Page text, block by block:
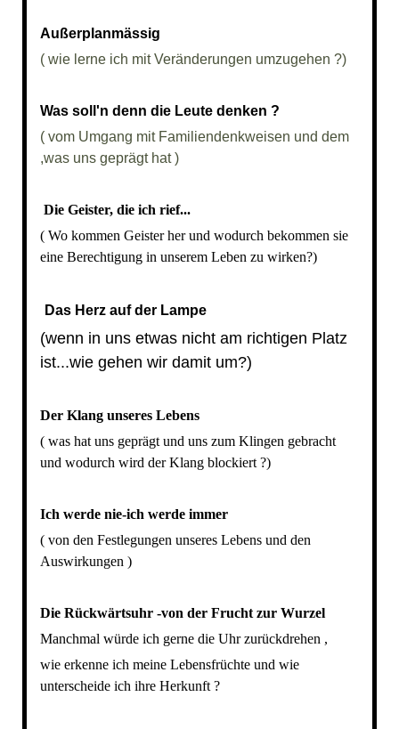
Außerplanmässig
( wie lerne ich mit Veränderungen umzugehen ?)
Was soll'n denn die Leute denken ?
( vom Umgang mit Familiendenkweisen und dem
,was uns geprägt hat )
Die Geister, die ich rief...
( Wo kommen Geister her und wodurch bekommen sie
eine Berechtigung in unserem Leben zu wirken?)
Das Herz auf der Lampe
(wenn in uns etwas nicht am richtigen Platz
ist...wie gehen wir damit um?)
Der Klang unseres Lebens
( was hat uns geprägt und uns zum Klingen gebracht
und wodurch wird der Klang blockiert ?)
Ich werde nie-ich werde immer
( von den Festlegungen unseres Lebens und den
Auswirkungen )
Die Rückwärtsuhr -von der Frucht zur Wurzel
Manchmal würde ich gerne die Uhr zurückdrehen ,
wie erkenne ich meine Lebensfrüchte und wie
unterscheide ich ihre Herkunft ?